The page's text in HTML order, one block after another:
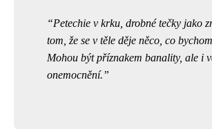
Petechie v krku, drobné tečky jako
tom, že se v těle děje něco, co
Mohou být příznakem banality, ale i
onemocnění.